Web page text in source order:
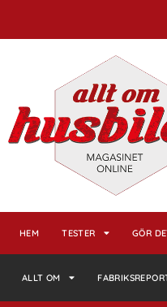
HEM TESTER GÖR
ALLT OM